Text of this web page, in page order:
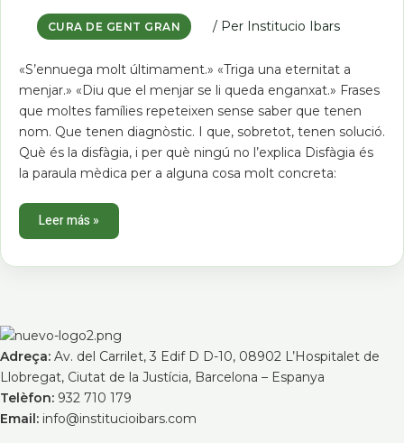
CURA DE GENT GRAN / Per Institucio Ibars
«S’ennuega molt últimament.» «Triga una eternitat a
menjar.» «Diu que el menjar se li queda enganxat.» Frases
que moltes famílies repeteixen sense saber que tenen
nom. Que tenen diagnòstic. I que, sobretot, tenen solució.
Què és la disfàgia, i per què ningú no l’explica Disfàgia és
la paraula mèdica per a alguna cosa molt concreta:
què
és
i
actuar
a
casa
Leer más »
Adreça: Av. del Carrilet, 3 Edif D D-10, 08902 L’Hospitalet de
Llobregat, Ciutat de la Justícia, Barcelona – Espanya
Telèfon: 932 710 179
Email: info@institucioibars.com